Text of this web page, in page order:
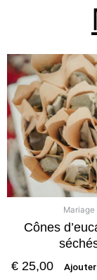
Mariage
Cônes
€ 25,00